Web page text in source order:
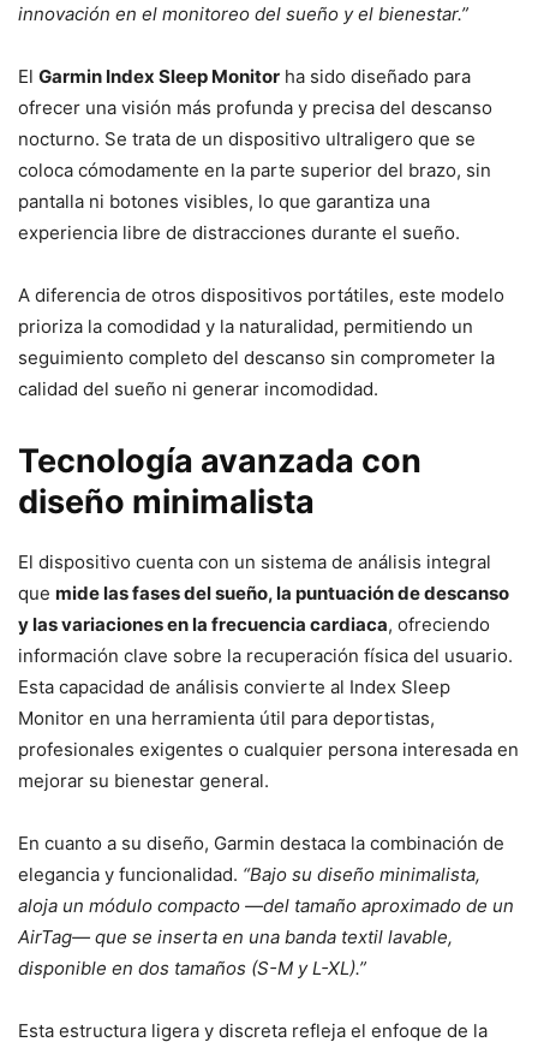
innovación en el monitoreo del sueño y el bienestar.”
El Garmin Index Sleep Monitor ha sido diseñado para
ofrecer una visión más profunda y precisa del descanso
nocturno. Se trata de un dispositivo ultraligero que se
coloca cómodamente en la parte superior del brazo, sin
pantalla ni botones visibles, lo que garantiza una
experiencia libre de distracciones durante el sueño.
A diferencia de otros dispositivos portátiles, este modelo
prioriza la comodidad y la naturalidad, permitiendo un
seguimiento completo del descanso sin comprometer la
calidad del sueño ni generar incomodidad.
Tecnología avanzada con
diseño minimalista
El dispositivo cuenta con un sistema de análisis integral
que mide las fases del sueño, la puntuación de descanso
y las variaciones en la frecuencia cardiaca, ofreciendo
información clave sobre la recuperación física del usuario.
Esta capacidad de análisis convierte al Index Sleep
Monitor en una herramienta útil para deportistas,
profesionales exigentes o cualquier persona interesada en
mejorar su bienestar general.
En cuanto a su diseño, Garmin destaca la combinación de
elegancia y funcionalidad. “Bajo su diseño minimalista,
aloja un módulo compacto —del tamaño aproximado de un
AirTag— que se inserta en una banda textil lavable,
disponible en dos tamaños (S-M y L-XL).”
Esta estructura ligera y discreta refleja el enfoque de la